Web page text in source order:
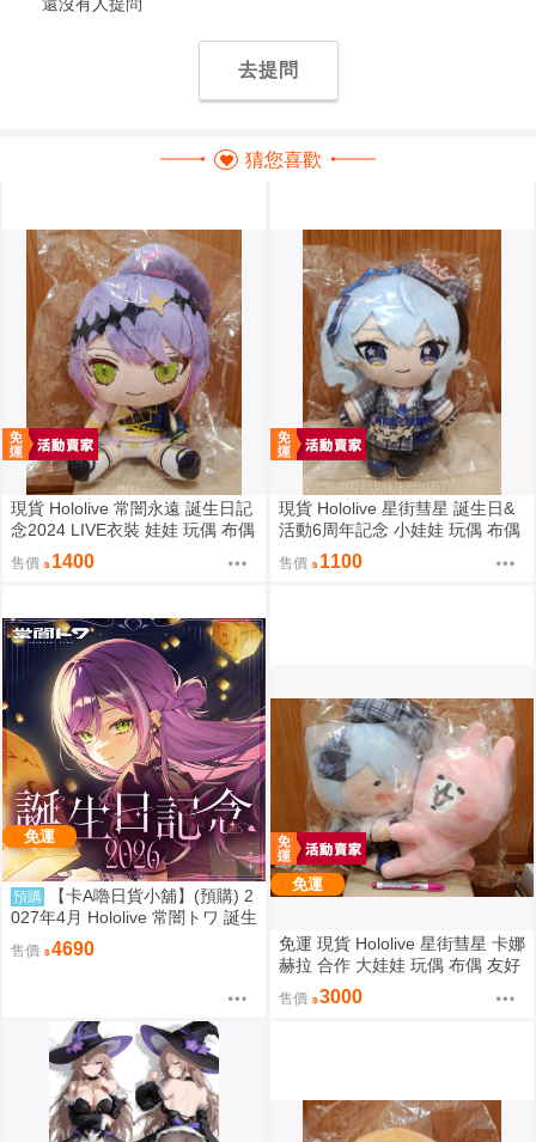
去提問
猜您喜歡
現貨 Hololive 常闇永遠 誕生日記
念2024 LIVE衣裝 娃娃 玩偶 布偶
常闇トワ トワ様ぬいぐるみ BY
ライブ衣装
售價 1400
現貨 Hololive 星街彗星 誕生日&
活動6周年記念 小娃娃 玩偶 布偶
吊飾 星街すいせい おでかけすい
ちゃんぬいぐるみ
售價 1100
免運
預購
【卡A嚕日貨小舖】(預購) 2
027年4月 Hololive 常闇トワ 誕生
日記念2026
售價 4690
免運
免運 現貨 Hololive 星街彗星 卡娜
赫拉 合作 大娃娃 玩偶 布偶 友好
抱抱大娃娃 星街すいせい カナヘ
イの小動物 なかよしハグぬいぐ
售價 3000